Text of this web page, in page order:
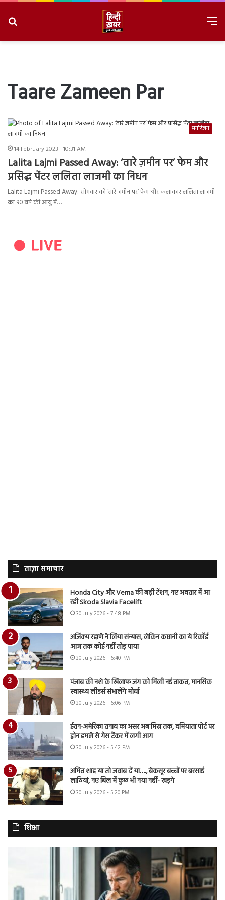
Taare Zameen Par
मनोरंजन
14 February 2023 - 10:31 AM
Lalita Lajmi Passed Away: ‘तारे ज़मीन पर’ फेम और
प्रसिद्ध पेंटर ललिता लाजमी का निधन
Lalita Lajmi Passed Away: सोमवार को ‘तारे जमीन पर’ फेम और कलाकार ललिता लाजमी
का 90 वर्ष की आयु में…
ताज़ा समाचार
Honda City और Verna की बढ़ी टेंशन, नए अवतार में आ
रही Skoda Slavia Facelift
30 July 2026 - 7:48 PM
अजिंक्य रहाणे ने लिया संन्यास, लेकिन कप्तानी का ये रिकॉर्ड
आज तक कोई नहीं तोड़ पाया
30 July 2026 - 6:40 PM
पंजाब की नशे के खिलाफ जंग को मिली नई ताकत, मानसिक
स्वास्थ्य लीडर्स संभालेंगे मोर्चा
30 July 2026 - 6:06 PM
ईरान-अमेरिका तनाव का असर अब मिस्र तक, दमियाता पोर्ट पर
ड्रोन हमले से गैस टैंकर में लगी आग
30 July 2026 - 5:42 PM
अमित शाह या तो जवाब दें या…., बेकसूर बच्चों पर बरसाई
लाठियां, नए बिल में कुछ भी नया नहीं- खड़गे
30 July 2026 - 5:20 PM
शिक्षा